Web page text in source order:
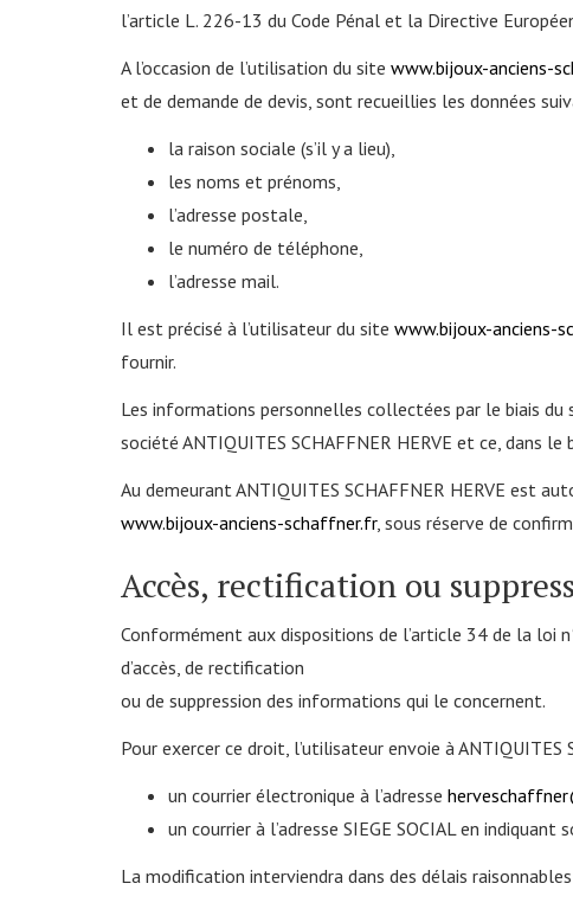
l’article L. 226-13 du Code Pénal et la Directive
A l’occasion de l’utilisation du site www.bijoux-anciens-
et de demande de devis, sont recueillies les données
la raison sociale (s’il y a lieu),
les noms et prénoms,
l’adresse postale,
le numéro de téléphone,
l’adresse mail.
Il est précisé à l’utilisateur du site www.bijoux-anciens-
fournir.
Les informations personnelles collectées par le biais du
société ANTIQUITES SCHAFFNER HERVE et ce, dans
Au demeurant ANTIQUITES SCHAFFNER HERVE est
www.bijoux-anciens-schaffner.fr, sous réserve de
Accès, rectification ou
Conformément aux dispositions de l’article 34 de la loi
d’accès, de rectification
ou de suppression des informations qui le concernent.
Pour exercer ce droit, l’utilisateur envoie à ANTIQUITES
un courrier électronique à l’adresse
un courrier à l’adresse SIEGE SOCIAL en
La modification interviendra dans des délais